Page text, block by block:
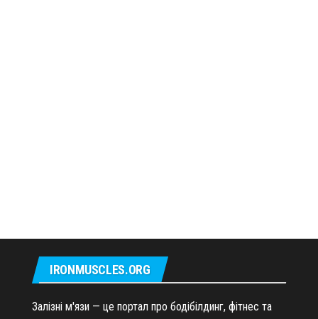
IRONMUSCLES.ORG
Залізні м'язи — це портал про бодібілдинг, фітнес та